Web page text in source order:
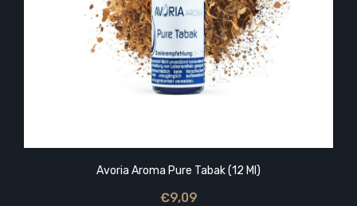
Avoria Aroma Pure Tabak (12 Ml)
€9,09